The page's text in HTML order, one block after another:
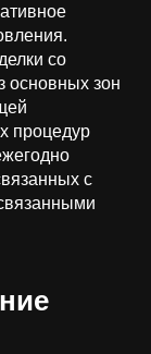
со
основных зон
процедур
с